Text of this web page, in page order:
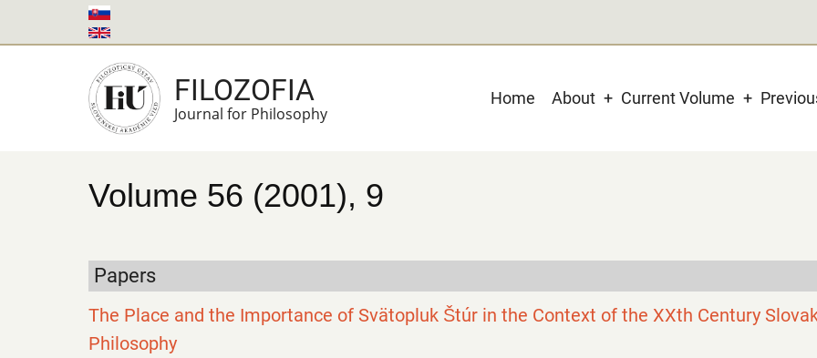
to
FILOZOFIA
Journal for Philosophy
Main
Home About Current Volume
Volume 56 (2001), 9
Papers
The Place and the Importance of Svätopluk Štúr in the Context of the XXth Century
Philosophy